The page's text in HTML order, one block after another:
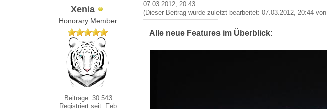
Xenia
Honorary Member
Beiträge: 30.543
Registriert seit: Feb
07.03.2012, 20:43
(Dieser Beitrag wurde zuletzt bearbeitet: 07.03.2012, 20:44 von
Alle neue Features im Überblick: